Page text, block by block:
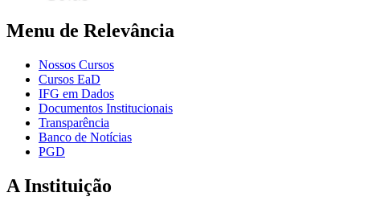
Menu de Relevância
Nossos Cursos
Cursos EaD
IFG em Dados
Documentos Institucionais
Transparência
Banco de Notícias
PGD
A Instituição